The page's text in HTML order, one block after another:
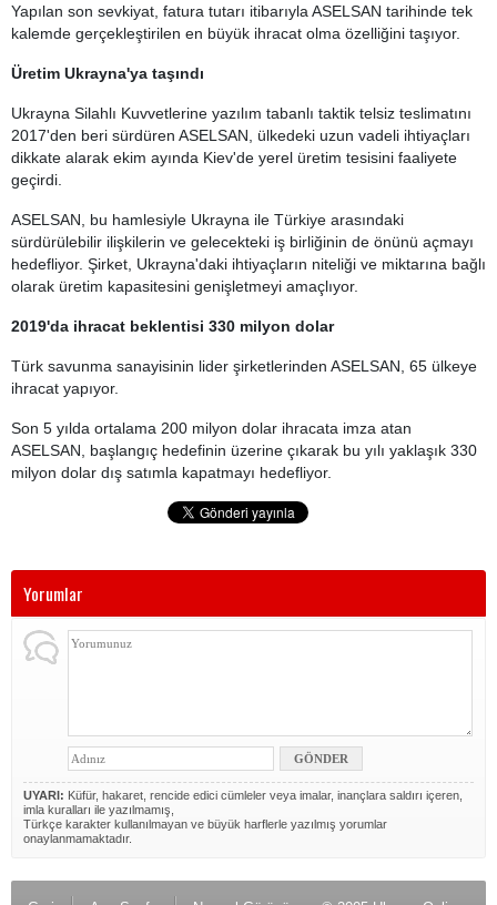
Yapılan son sevkiyat, fatura tutarı itibarıyla ASELSAN tarihinde tek
kalemde gerçekleştirilen en büyük ihracat olma özelliğini taşıyor.
Üretim Ukrayna'ya taşındı
Ukrayna Silahlı Kuvvetlerine yazılım tabanlı taktik telsiz teslimatını
2017'den beri sürdüren ASELSAN, ülkedeki uzun vadeli ihtiyaçları
dikkate alarak ekim ayında Kiev'de yerel üretim tesisini faaliyete
geçirdi.
ASELSAN, bu hamlesiyle Ukrayna ile Türkiye arasındaki
sürdürülebilir ilişkilerin ve gelecekteki iş birliğinin de önünü açmayı
hedefliyor. Şirket, Ukrayna'daki ihtiyaçların niteliği ve miktarına bağlı
olarak üretim kapasitesini genişletmeyi amaçlıyor.
2019'da ihracat beklentisi 330 milyon dolar
Türk savunma sanayisinin lider şirketlerinden ASELSAN, 65 ülkeye
ihracat yapıyor.
Son 5 yılda ortalama 200 milyon dolar ihracata imza atan
ASELSAN, başlangıç hedefinin üzerine çıkarak bu yılı yaklaşık 330
milyon dolar dış satımla kapatmayı hedefliyor.
Yorumlar
UYARI: Küfür, hakaret, rencide edici cümleler veya imalar, inançlara saldırı içeren,
imla kuralları ile yazılmamış,
Türkçe karakter kullanılmayan ve büyük harflerle yazılmış yorumlar
onaylanmamaktadır.